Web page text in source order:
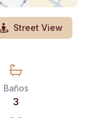
Street View
Baños
3